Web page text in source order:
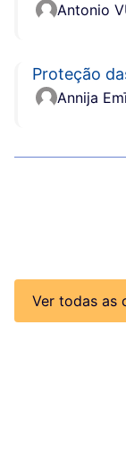
Antonio
Proteção
Annija
Ver todas as